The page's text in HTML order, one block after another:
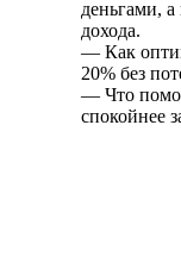
деньгами,
дохода.
— Как
20% без
— Что
спокойнее